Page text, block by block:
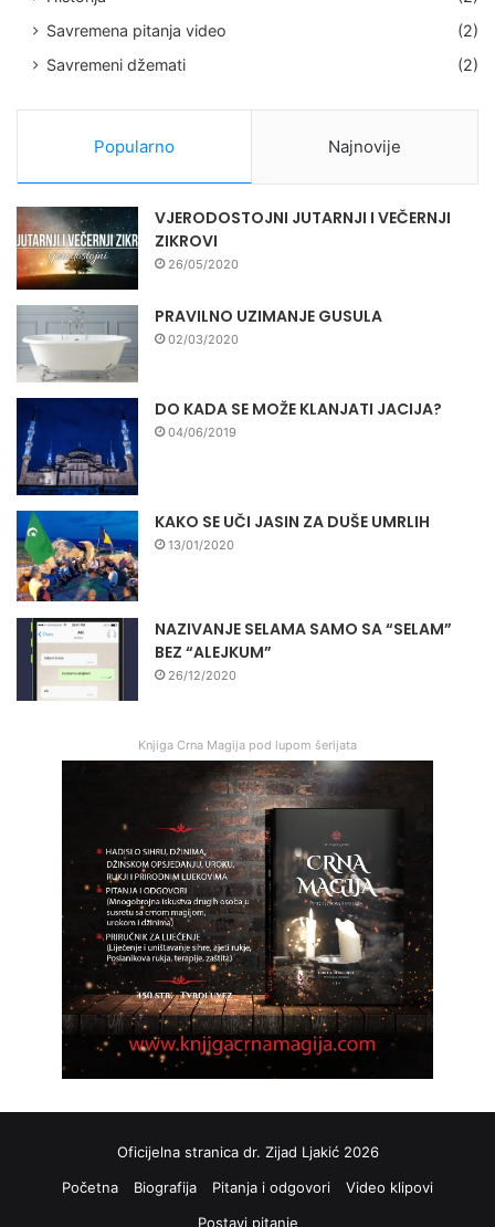
Savremena pitanja video
(2)
Savremeni džemati
(2)
Popularno Najnovije
VJERODOSTOJNI JUTARNJI I VEČERNJI
ZIKROVI
26/05/2020
PRAVILNO UZIMANJE GUSULA
02/03/2020
DO KADA SE MOŽE KLANJATI JACIJA?
04/06/2019
KAKO SE UČI JASIN ZA DUŠE UMRLIH
13/01/2020
NAZIVANJE SELAMA SAMO SA “SELAM”
BEZ “ALEJKUM”
26/12/2020
Knjiga Crna Magija pod lupom šerijata
Oficijelna stranica dr. Zijad Ljakić 2026
Početna
Biografija Pitanja i odgovori
Video klipovi
Postavi pitanje